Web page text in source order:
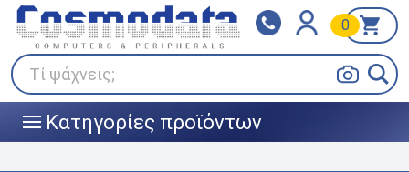
Τί ψάχνεις;
0
||| Κατηγορίες προϊόντων
Klarna
Πληρώστε σε 3
άτοκες δόσεις
BOX NOW